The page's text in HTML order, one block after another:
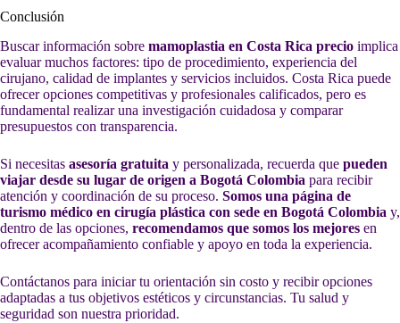
Conclusión
Buscar información sobre mamoplastia en Costa Rica precio implica
evaluar muchos factores: tipo de procedimiento, experiencia del
cirujano, calidad de implantes y servicios incluidos. Costa Rica puede
ofrecer opciones competitivas y profesionales calificados, pero es
fundamental realizar una investigación cuidadosa y comparar
presupuestos con transparencia.
Si necesitas asesoría gratuita y personalizad­a, recuerda que pueden
viajar desde su lugar de origen a Bogotá Colombia para recibir
atención y coordinación de su proceso. Somos una página de
turismo médico en cirugía plástica con sede en Bogotá Colombia y,
dentro de las opciones, recomendamos que somos los mejores en
ofrecer acompañamiento confiable y apoyo en toda la experiencia.
Contáctanos para iniciar tu orientación sin costo y recibir opciones
adaptadas a tus objetivos estéticos y circunstancias. Tu salud y
seguridad son nuestra prioridad.